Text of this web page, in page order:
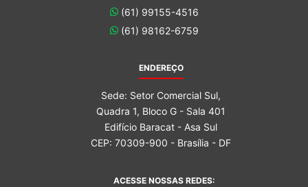
(61) 99155-4516
(61) 98162-6759
ENDEREÇO
Sede: Setor Comercial Sul,
Quadra 1, Bloco G - Sala 401
Edifício Baracat - Asa Sul
CEP: 70309-900 - Brasília - DF
ACESSE NOSSAS REDES: